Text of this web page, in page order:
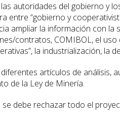
autoridades del gobierno y
entre “gobierno y
ampliar la información con la
contratos, COMIBOL, el uso
la industrialización, la
artículos de análisis,
de la Ley de Minería.
se debe rechazar todo el